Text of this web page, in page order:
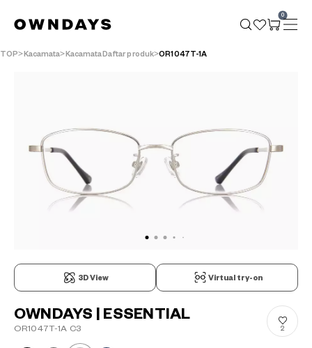
0
TOP Kacamata KacamataDaftar produk OR1047T-1A
3D View Virtual try-on
OWNDAYS | ESSENTIAL
OR1047T-1A C3 2